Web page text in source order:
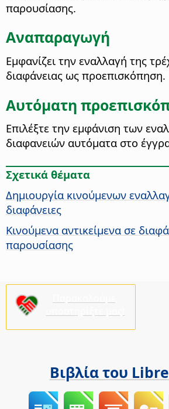
παρουσίασης.
Αναπαραγωγή
Εμφανίζει την εναλλαγή της
διαφάνειας ως προεπισκόπηση.
Αυτόματη
Επιλέξτε την εμφάνιση των
διαφανειών αυτόματα στο
Σχετικά θέματα
Δημιουργία κινούμενων
διαφάνειες
Κινούμενα αντικείμενα σε
παρουσίασης
Βιβλία του